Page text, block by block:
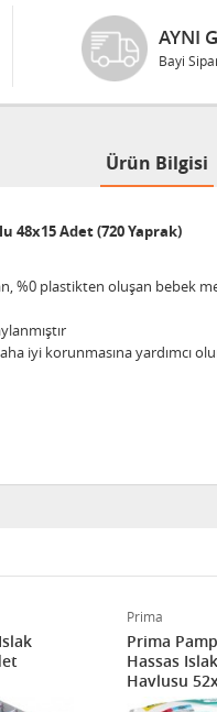
AYNI
Bayi
Ürün Bilgisi
48x15 Adet (720 Yaprak)
%0 plastikten oluşan bebek
iyi korunmasına yardımcı
Prima
Prima
Hassas
Havlusu
Yaprak)